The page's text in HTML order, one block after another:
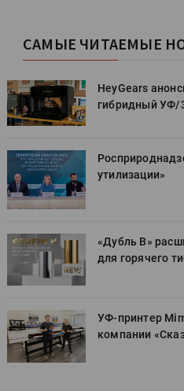
САМЫЕ ЧИТАЕМЫЕ
HeyGears
гибридный УФ/
утилизации»
«Дубль В»
для горячего
УФ-принтер
компании